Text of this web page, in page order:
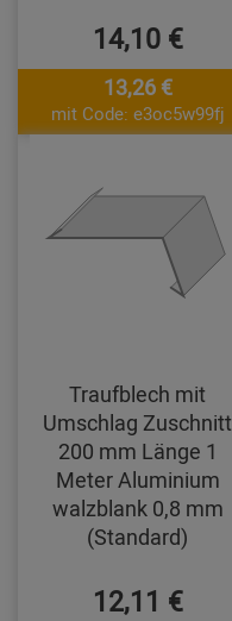
14,10 €
13,26 €
mit Code: e3oc5w99fj
Traufblech mit
Umschlag Zuschnitt
200 mm Länge 1
Meter Aluminium
walzblank 0,8 mm
(Standard)
12,11 €